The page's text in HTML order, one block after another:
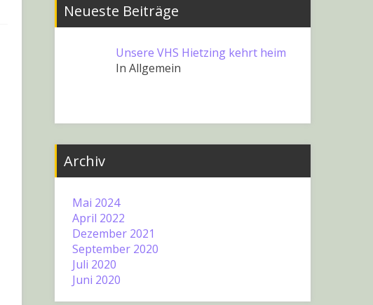
Neueste Beiträge
Unsere VHS Hietzing kehrt heim
In Allgemein
Archiv
Mai 2024
April 2022
Dezember 2021
September 2020
Juli 2020
Juni 2020